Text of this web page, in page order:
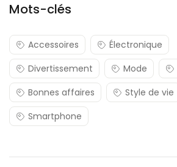
Mots-clés
Accessoires
Électronique
Divertissement
Mode
Bonnes affaires
Style de vie
Smartphone